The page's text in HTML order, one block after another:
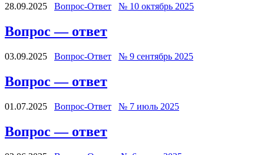
28.09.2025 Вопрос-Ответ № 10 октябрь 2025
Вопрос — ответ
03.09.2025 Вопрос-Ответ № 9 сентябрь 2025
Вопрос — ответ
01.07.2025 Вопрос-Ответ № 7 июль 2025
Вопрос — ответ